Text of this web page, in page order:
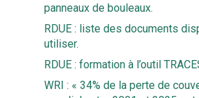
panneaux de bouleaux.
RDUE : liste des documents
utiliser.
RDUE : formation à l’outil
WRI : « 34% de la perte de